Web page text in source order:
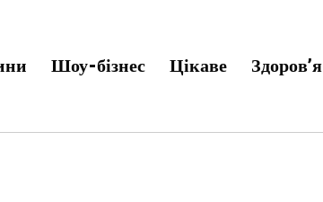
Шоу-бізнес Цікаве Здоров’я